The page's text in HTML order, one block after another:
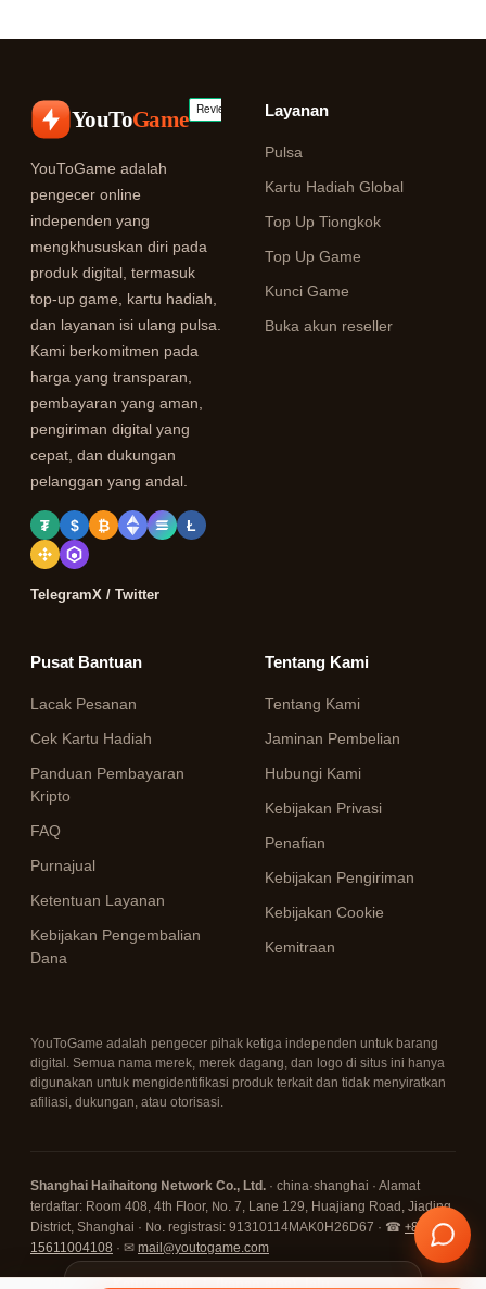
YouToGame
YouToGame adalah
pengecer online
independen yang
mengkhususkan diri pada
produk digital, termasuk
top-up game, kartu hadiah,
dan layanan isi ulang pulsa.
Kami berkomitmen pada
harga yang transparan,
pembayaran yang aman,
pengiriman digital yang
cepat, dan dukungan
pelanggan yang andal.
₮ $ ₿ Ł
TelegramX / Twitter
Layanan
Pulsa
Kartu Hadiah Global
Top Up Tiongkok
Top Up Game
Kunci Game
Buka akun reseller
Pusat Bantuan
Lacak Pesanan
Cek Kartu Hadiah
Panduan Pembayaran
Kripto
FAQ
Purnajual
Ketentuan Layanan
Kebijakan Pengembalian
Dana
Tentang Kami
Tentang Kami
Jaminan Pembelian
Hubungi Kami
Kebijakan Privasi
Penafian
Kebijakan Pengiriman
Kebijakan Cookie
Kemitraan
YouToGame adalah pengecer pihak ketiga independen untuk barang
digital. Semua nama merek, merek dagang, dan logo di situs ini hanya
digunakan untuk mengidentifikasi produk terkait dan tidak menyiratkan
afiliasi, dukungan, atau otorisasi.
Shanghai Haihaitong Network Co., Ltd. · china·shanghai · Alamat
terdaftar: Room 408, 4th Floor, No. 7, Lane 129, Huajiang Road, Jiading
District, Shanghai · No. registrasi: 91310114MAK0H26D67 · ☎ +86
15611004108 · ✉ mail@youtogame.com
© 2026 YouToGame ·Ketuk menu ⋮ (kanan atas), lalu